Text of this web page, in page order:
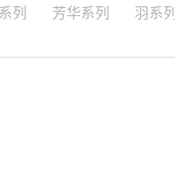
列 芳华系列 羽系列